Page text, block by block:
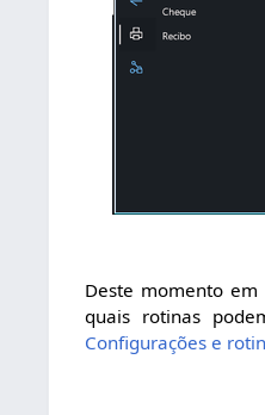
Deste momento
quais rotinas
Configurações e